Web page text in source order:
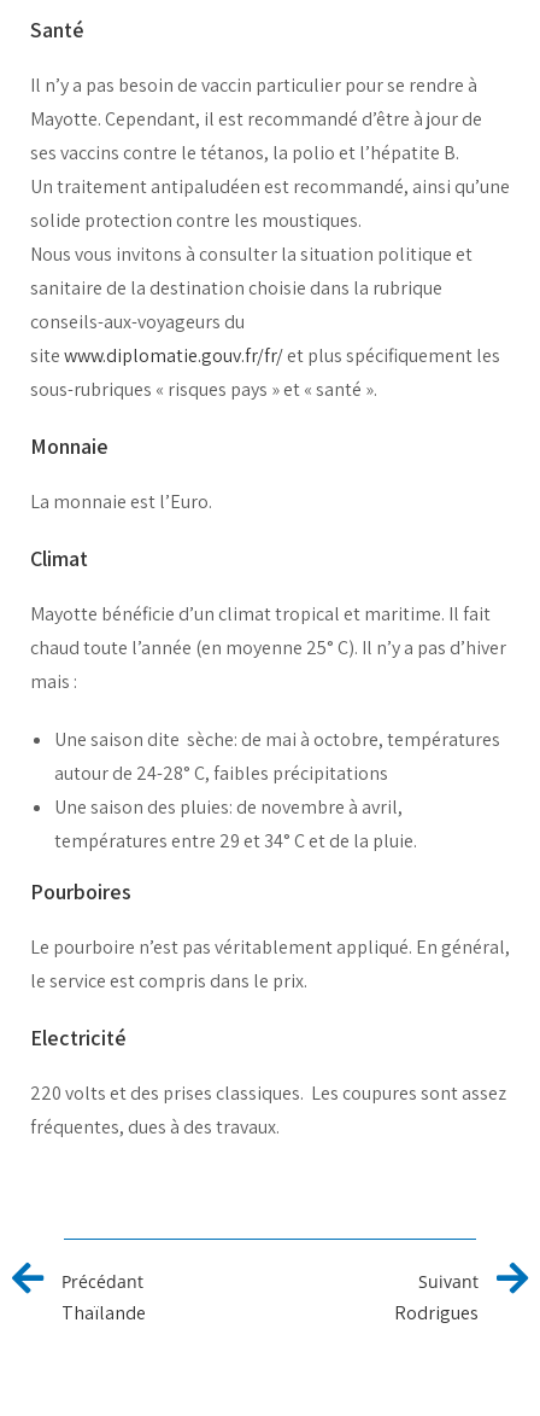
Santé
Il n’y a pas besoin de vaccin particulier pour se rendre à
Mayotte. Cependant, il est recommandé d’être à jour de
ses vaccins contre le tétanos, la polio et l’hépatite B.
Un traitement antipaludéen est recommandé, ainsi qu’une
solide protection contre les moustiques.
Nous vous invitons à consulter la situation politique et
sanitaire de la destination choisie dans la rubrique
conseils-aux-voyageurs du
sitewww.diplomatie.gouv.fr/fr/et plus spécifiquement les
sous-rubriques « risques pays » et « santé ».
Monnaie
La monnaie est l’Euro.
Climat
Mayotte bénéficie d’un climat tropical et maritime. Il fait
chaud toute l’année (en moyenne 25° C). Il n’y a pas d’hiver
mais :
Une saison dite sèche: de mai à octobre, températures
autour de 24-28° C, faibles précipitations
Une saison des pluies: de novembre à avril,
températures entre 29 et 34° C et de la pluie.
Pourboires
Le pourboire n’est pas véritablement appliqué. En général,
le service est compris dans le prix.
Electricité
220 volts et des prises classiques. Les coupures sont assez
fréquentes, dues à des travaux.
Précédant
Thaïlande
Suivant
Rodrigues